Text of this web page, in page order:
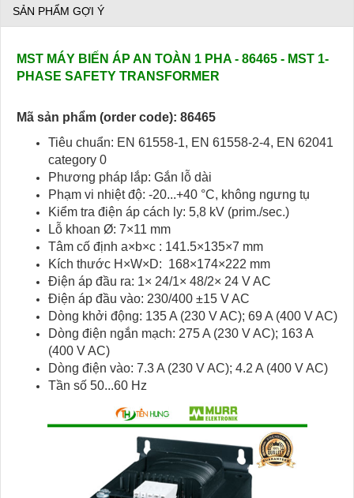
SẢN PHẨM GỢI Ý
MST MÁY BIẾN ÁP AN TOÀN 1 PHA - 86465 - MST 1-
PHASE SAFETY TRANSFORMER
Mã sản phẩm (order code): 86465
Tiêu chuẩn: EN 61558-1, EN 61558-2-4, EN 62041
category 0
Phương pháp lắp: Gắn lỗ dài
Phạm vi nhiệt độ: -20...+40 °C, không ngưng tụ
Kiểm tra điện áp cách ly: 5,8 kV (prim./sec.)
Lỗ khoan Ø: 7×11 mm
Tâm cố định a×b×c : 141.5×135×7 mm
Kích thước H×W×D: 168×174×222 mm
Điện áp đầu ra: 1× 24/1× 48/2× 24 V AC
Điện áp đầu vào: 230/400 ±15 V AC
Dòng khởi động: 135 A (230 V AC); 69 A (400 V AC)
Dòng điện ngắn mạch: 275 A (230 V AC); 163 A
(400 V AC)
Dòng điện vào: 7.3 A (230 V AC); 4.2 A (400 V AC)
Tần số 50...60 Hz